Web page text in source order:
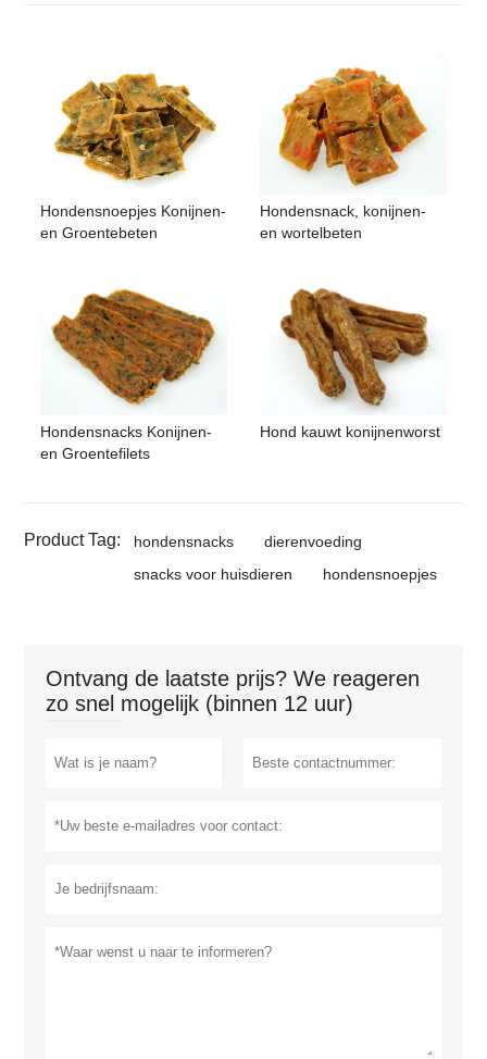
Hondensnoepjes Konijnen-
en Groentebeten
Hondensnack, konijnen-
en wortelbeten
Hondensnacks Konijnen-
en Groentefilets
Hond kauwt konijnenworst
Product Tag: hondensnacks
dierenvoeding
snacks voor huisdieren
hondensnoepjes
Ontvang de laatste prijs? We reageren
zo snel mogelijk (binnen 12 uur)